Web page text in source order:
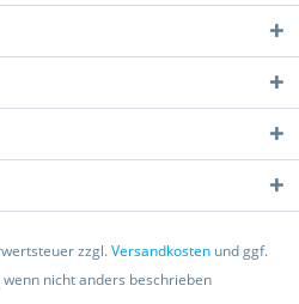
zzgl.Versandkosten und ggf.
nicht anders beschrieben